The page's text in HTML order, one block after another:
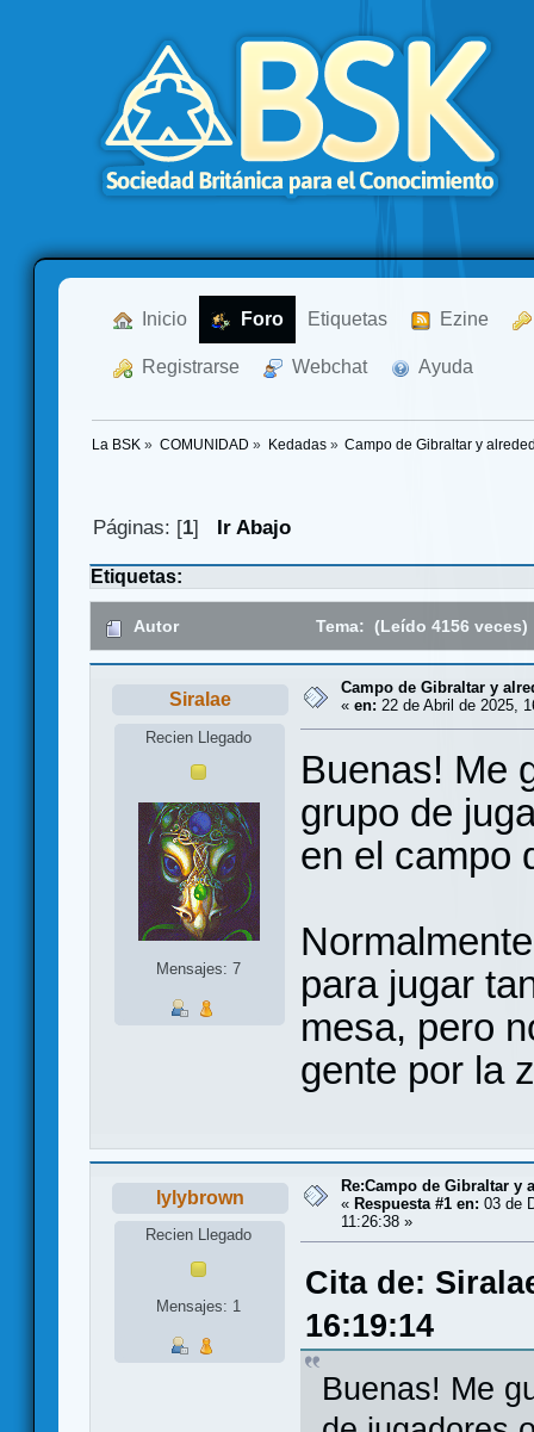
Inicio Foro Etiquetas Ezine
Registrarse Webchat Ayuda
La BSK » COMUNIDAD » Kedadas» Campo de Gibraltar y
Páginas: [1] Ir Abajo
Etiquetas:
Autor Tema: (Leído 4156 veces)
Siralae
Recien Llegado
Mensajes: 7
Campo de Gibraltar y
« en: 22 de Abril de 2025,
Buenas! Me
grupo de
en el campo
para jugar
mesa, pero
gente por la
lylybrown
Recien Llegado
Mensajes: 1
Re:Campo de Gibraltar y
« Respuesta #1 en: 03 de
11:26:38 »
Cita de:
16:19:14
Buenas! Me